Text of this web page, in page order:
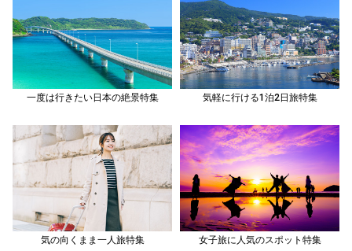
一度は行きたい日本の絶景特集 気軽に行ける1泊2日旅特集
気の向くまま一人旅特集 女子旅に人気のスポット特集